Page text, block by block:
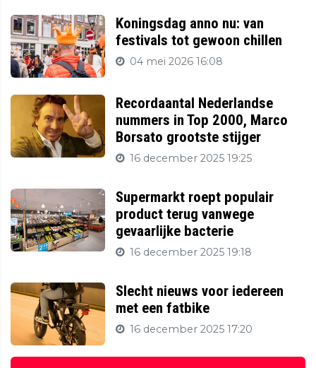
Koningsdag anno nu: van
festivals tot gewoon chillen
04 mei 2026 16:08
Recordaantal Nederlandse
nummers in Top 2000, Marco
Borsato grootste stijger
16 december 2025 19:25
Supermarkt roept populair
product terug vanwege
gevaarlijke bacterie
16 december 2025 19:18
Slecht nieuws voor iedereen
met een fatbike
16 december 2025 17:20